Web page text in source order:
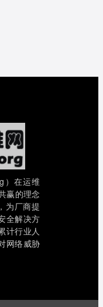
）在运维
赢的理念
为厂商提
全解决方
计行业人
网络威胁